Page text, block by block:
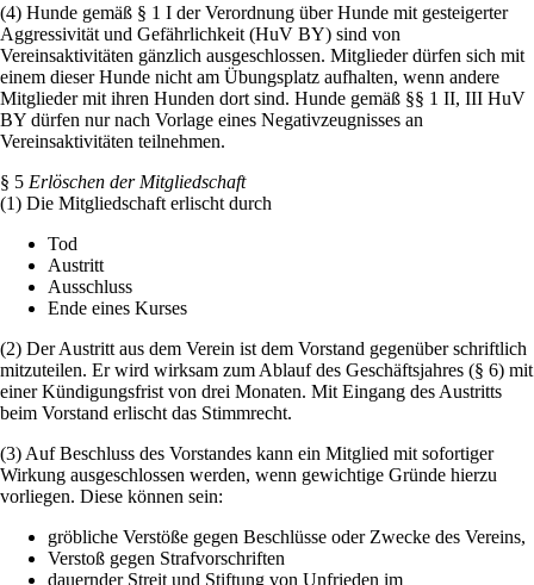
(4) Hunde gemäß § 1 I der Verordnung über Hunde mit gesteigerter
Aggressivität und Gefährlichkeit (HuV BY) sind von
Vereinsaktivitäten gänzlich ausgeschlossen. Mitglieder dürfen sich mit
einem dieser Hunde nicht am Übungsplatz aufhalten, wenn andere
Mitglieder mit ihren Hunden dort sind. Hunde gemäß §§ 1 II, III HuV
BY dürfen nur nach Vorlage eines Negativzeugnisses an
Vereinsaktivitäten teilnehmen.
§ 5 Erlöschen der Mitgliedschaft
(1) Die Mitgliedschaft erlischt durch
Tod
Austritt
Ausschluss
Ende eines Kurses
(2) Der Austritt aus dem Verein ist dem Vorstand gegenüber schriftlich
mitzuteilen. Er wird wirksam zum Ablauf des Geschäftsjahres (§ 6) mit
einer Kündigungsfrist von drei Monaten. Mit Eingang des Austritts
beim Vorstand erlischt das Stimmrecht.
(3) Auf Beschluss des Vorstandes kann ein Mitglied mit sofortiger
Wirkung ausgeschlossen werden, wenn gewichtige Gründe hierzu
vorliegen. Diese können sein:
gröbliche Verstöße gegen Beschlüsse oder Zwecke des Vereins,
Verstoß gegen Strafvorschriften
dauernder Streit und Stiftung von Unfrieden im